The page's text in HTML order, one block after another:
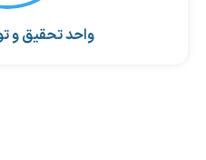
واحد تحقیق و